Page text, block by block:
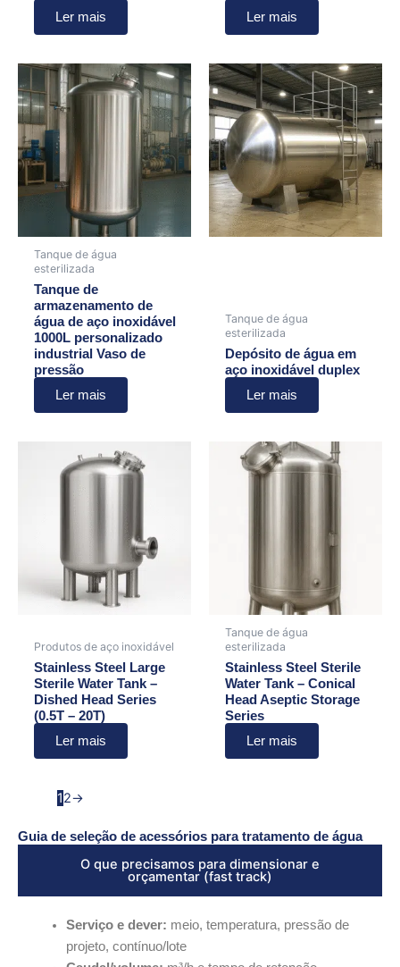
Ler mais Ler mais
Tanque de água
esterilizada
Tanque de
armazenamento de
água de aço inoxidável
1000L personalizado
industrial Vaso de
pressão
Ler mais
Tanque de água
esterilizada
Depósito de água em
aço inoxidável duplex
Ler mais
Produtos de aço inoxidável
Stainless Steel Large
Sterile Water Tank –
Dished Head Series
(0.5T – 20T)
Ler mais
Tanque de água
esterilizada
Stainless Steel Sterile
Water Tank – Conical
Head Aseptic Storage
Series
Ler mais
12→
Guia de seleção de acessórios para tratamento de água
O que precisamos para dimensionar e
orçamentar (fast track)
Serviço e dever: meio, temperatura, pressão de
projeto, contínuo/lote